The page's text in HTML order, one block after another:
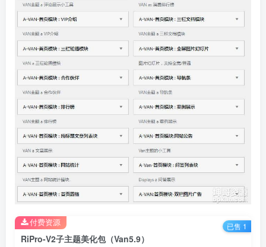
RiPro-V2子主题美化包（Van5.9）
付费资源 已售 1